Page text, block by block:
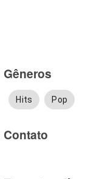
Gêneros
Hits Pop
Contato